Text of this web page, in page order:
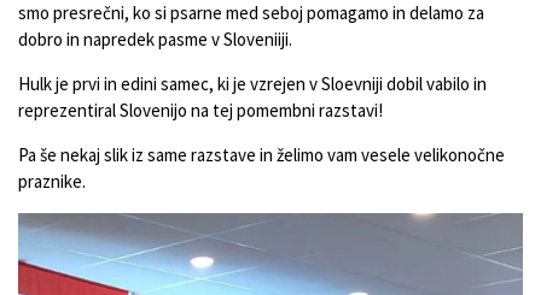
smo presrečni, ko si psarne med seboj pomagamo in delamo za
dobro in napredek pasme v Sloveniiji.
Hulk je prvi in edini samec, ki je vzrejen v Sloevniji dobil vabilo in
reprezentiral Slovenijo na tej pomembni razstavi!
Pa še nekaj slik iz same razstave in želimo vam vesele velikonočne
praznike.